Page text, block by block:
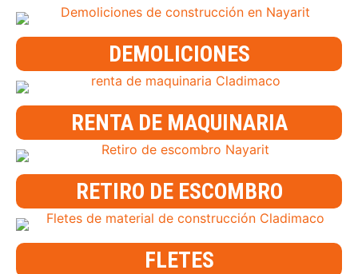
DEMOLICIONES
RENTA DE MAQUINARIA
RETIRO DE ESCOMBRO
FLETES